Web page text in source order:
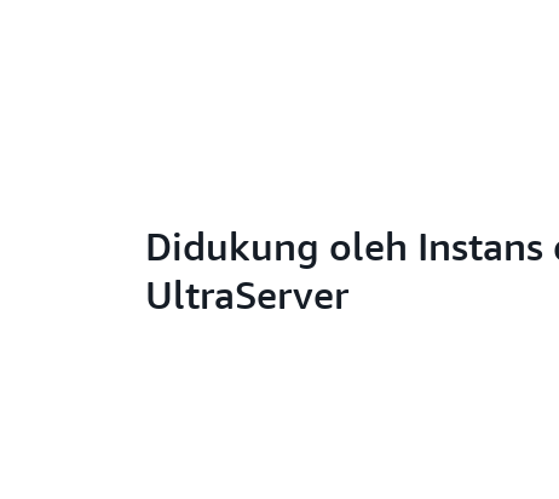
Didukung oleh Instans
UltraServer